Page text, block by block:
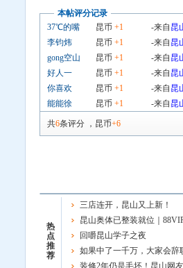
本帖评分记录
37℃的嘴
昆币 +1 -来自 昆
李钧炜
昆币 +1 -来自 昆
gong空山
昆币 +1 -来自 昆
好人一
昆币 +1 -来自 昆
你喜欢
昆币 +1 -来自 昆
能能徐
昆币 +1 -来自 昆
共6条评分 ， 昆币+6
热
点
推
荐
三店连开，昆山又上新！
昆山奥体已整装就位｜
典即将开唱
回嚼昆山学子之夜
如果中了一千万，大家会辞
装修2年仍是毛坯！昆山网